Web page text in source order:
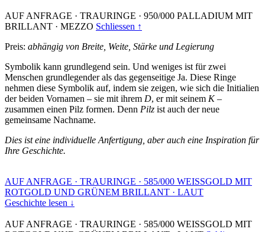
AUF ANFRAGE · TRAURINGE · 950/000 PALLADIUM MIT
BRILLANT · MEZZO Schliessen ↑
Preis: abhängig von Breite, Weite, Stärke und Legierung
Symbolik kann grundlegend sein. Und weniges ist für zwei
Menschen grundlegender als das gegenseitige Ja. Diese Ringe
nehmen diese Symbolik auf, indem sie zeigen, wie sich die Initialien
der beiden Vornamen – sie mit ihrem D, er mit seinem K–
zusammen einen Pilz formen. Denn Pilz ist auch der neue
gemeinsame Nachname.
Dies ist eine individuelle Anfertigung, aber auch eine Inspiration für
Ihre Geschichte.
AUF ANFRAGE · TRAURINGE · 585/000 WEISSGOLD MIT
ROTGOLD UND GRÜNEM BRILLANT · LAUT
Geschichte lesen ↓
AUF ANFRAGE · TRAURINGE · 585/000 WEISSGOLD MIT